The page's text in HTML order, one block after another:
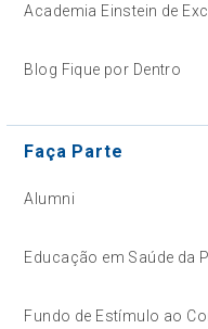
Academia Einstein de
Blog Fique por Dentro
Faça Parte
Alumni
Educação em Saúde da
Fundo de Estímulo ao